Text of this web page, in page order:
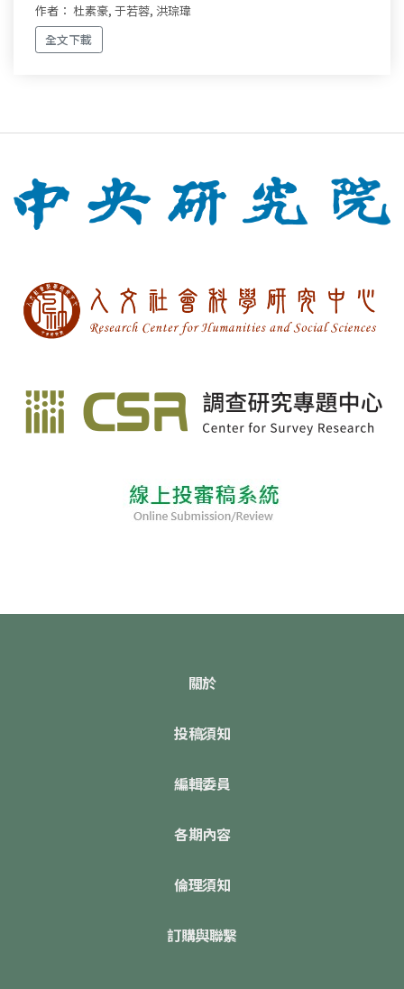
作者： 杜素豪, 于若蓉, 洪琮瑋
全文下載
關於
投稿須知
編輯委員
各期內容
倫理須知
訂購與聯繫